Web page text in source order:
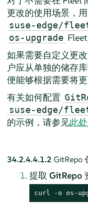
更改的使用场景，
suse-edge/
os-upgrade Fleet
如果需要自定义更
户应从单独的储存
便能够根据需要将更
有关如何配置
suse-edge/
的示例，请参见此处
34.2.4.4.1.2 GitRepo
提取 GitRepo
curl -o os-